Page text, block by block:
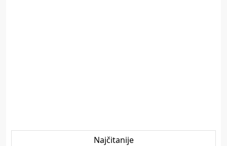
Najčitanije